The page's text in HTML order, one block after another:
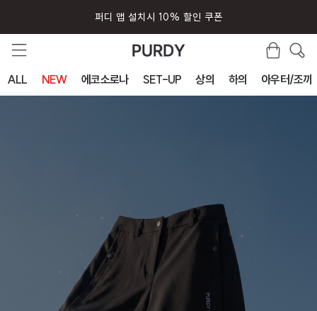
퍼디 앱 설치시 10% 할인 쿠폰
ALL NEW 에코소로나 SET-UP 상의 하의 아우터/조끼